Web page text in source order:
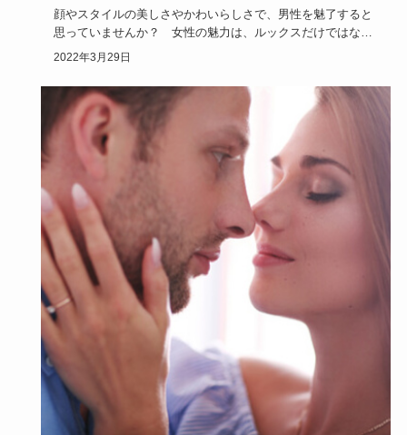
顔やスタイルの美しさやかわいらしさで、男性を魅了すると
思っていませんか？ 女性の魅力は、ルックスだけではない
んです。素敵な…
2022年3月29日